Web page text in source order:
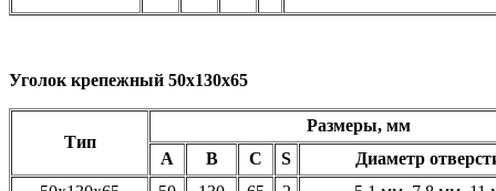
Уголок крепежный 50х130х65
Тип
Размеры, мм
A
B C S
Диаметр